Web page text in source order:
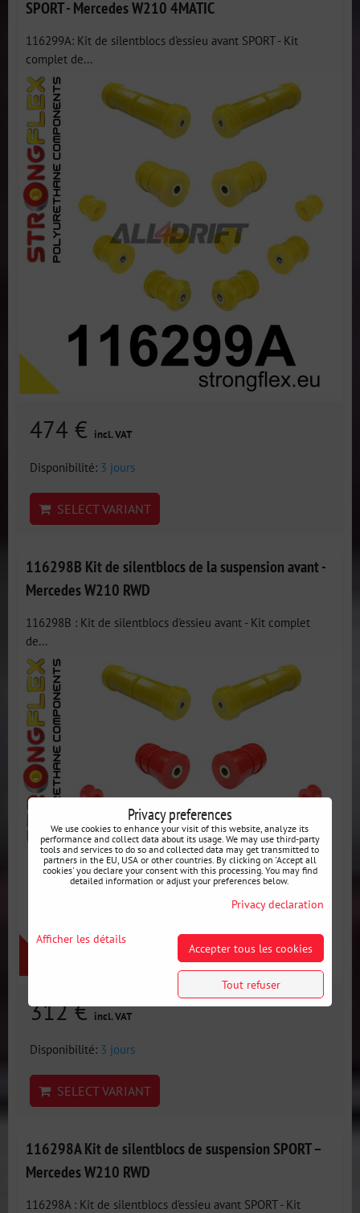
SPORT - Mercedes W210 4MATIC
116299A: Kit de silentblocs d'essieu avant SPORT - Kit
complet de...
474 € incl. VAT
Disponibilité: 3 jours
SELECT VARIANT
116298B Kit de silentblocs de la suspension avant -
Mercedes W210 RWD
116298B : Kit de silentblocs d'essieu avant - Kit complet
de...
312 €incl. VAT
Disponibilité: 3 jours
SELECT VARIANT
116298A Kit de silentblocs de suspension SPORT –
Mercedes W210 RWD
116298A : Kit de silentblocs d'essieu avant SPORT - Kit
Privacy preferences
We use cookies to enhance your visit of this website, analyze its
performance and collect data about its usage. We may use third-party
tools and services to do so and collected data may get transmitted to
partners in the EU, USA or other countries. By clicking on 'Accept all
cookies' you declare your consent with this processing. You may find
detailed information or adjust your preferences below.
Privacy declaration
Afficher les détails
Accepter tous les cookies
Tout refuser